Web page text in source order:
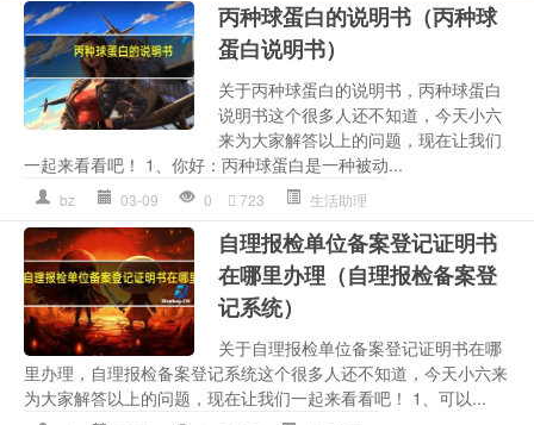
丙种球蛋白的说明书（丙种球
蛋白说明书）
关于丙种球蛋白的说明书，丙种球蛋白
说明书这个很多人还不知道，今天小六
来为大家解答以上的问题，现在让我们
一起来看看吧！ 1、你好：丙种球蛋白是一种被动...
bz 03-09 0 723 生活助理
自理报检单位备案登记证明书
在哪里办理（自理报检备案登
记系统）
关于自理报检单位备案登记证明书在哪
里办理，自理报检备案登记系统这个很多人还不知道，今天小六来
为大家解答以上的问题，现在让我们一起来看看吧！ 1、可以...